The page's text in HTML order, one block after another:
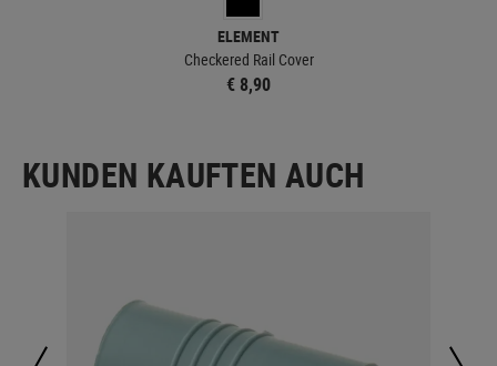
ELEMENT
Checkered Rail Cover
€ 8,90
KUNDEN KAUFTEN AUCH